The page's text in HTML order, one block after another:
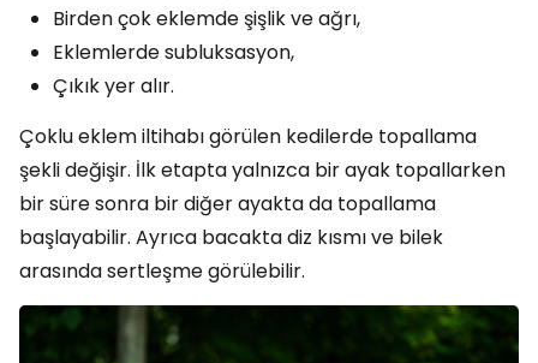
Birden çok eklemde şişlik ve ağrı,
Eklemlerde subluksasyon,
Çıkık yer alır.
Çoklu eklem iltihabı görülen kedilerde topallama
şekli değişir. İlk etapta yalnızca bir ayak topallarken
bir süre sonra bir diğer ayakta da topallama
başlayabilir. Ayrıca bacakta diz kısmı ve bilek
arasında sertleşme görülebilir.